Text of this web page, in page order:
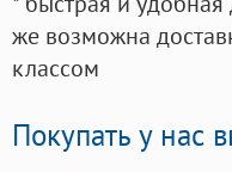
же возможна
классом
Покупать у нас